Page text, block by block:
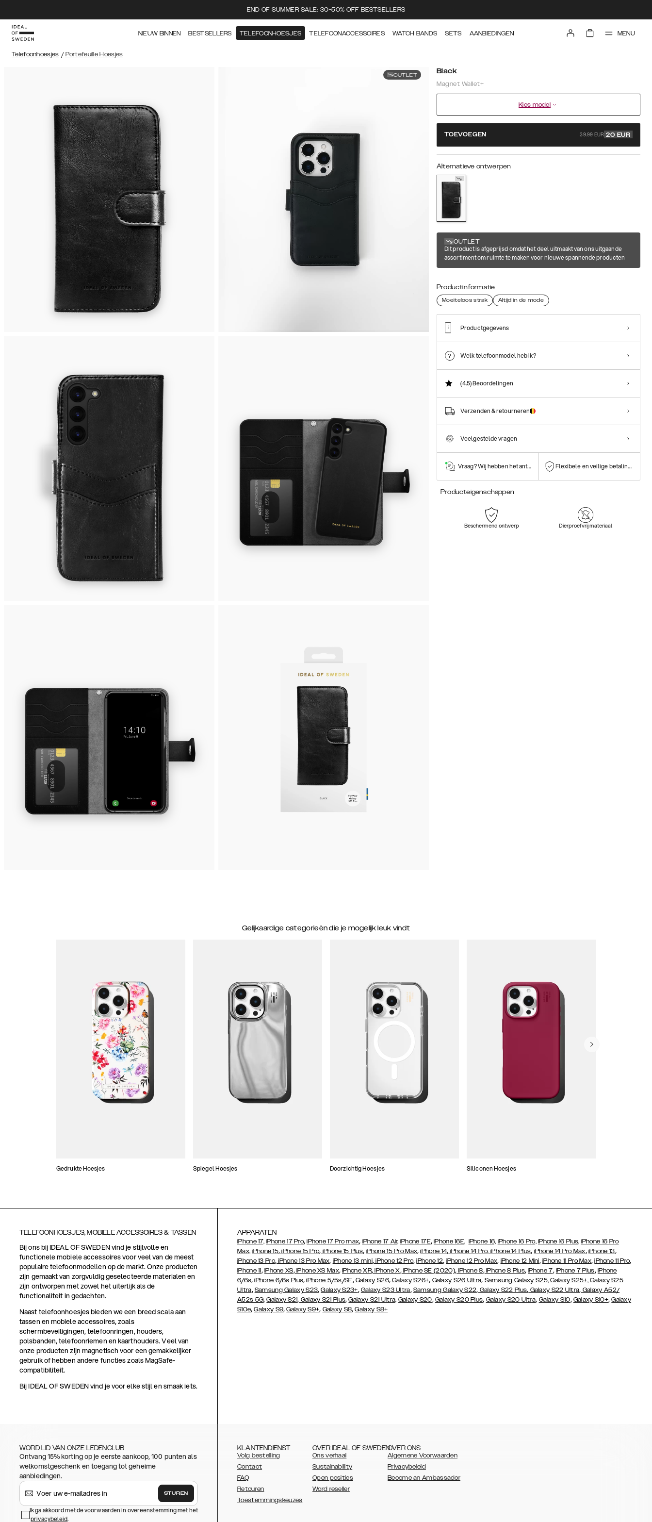
END OF SUMMER SALE: 30-50% OFF BESTSELLERS
NIEUW BINNEN BESTSELLERS TELEFOONHOESJES TELEFOONACCESSOIRES WATCH BANDS SETS AANBIEDINGEN MENU
Telefoonhoesjes / Portefeuille Hoesjes
OUTLET Black
Magnet Wallet+
Kies model
TOEVOEGEN 39.99 EUR 20 EUR
Alternatieve ontwerpen
OUTLET
Dit product is afgeprijsd omdat het deel uitmaakt van ons uitgaande
assortiment om ruimte te maken voor nieuwe spannende producten
Productinformatie
Moeiteloos strak Altijd in de mode
Productgegevens
Welk telefoonmodel heb ik?
(4.5)Beoordelingen
Verzenden & retourneren
Veelgestelde vragen
Vraag? Wij hebben het antwoord! Flexibele en veilige betalingen
Producteigenschappen
Beschermend ontwerp Dierproefvrij materiaal
Gelijkaardige categorieën die je mogelijk leuk vindt
Gedrukte Hoesjes Spiegel Hoesjes Doorzichtig Hoesjes Siliconen Hoesjes
TELEFOONHOESJES, MOBIELE ACCESSOIRES & TASSEN
Bij ons bij IDEAL OF SWEDEN vind je stijlvolle en
functionele mobiele accessoires voor veel van de meest
populaire telefoonmodellen op de markt. Onze producten
zijn gemaakt van zorgvuldig geselecteerde materialen en
zijn ontworpen met zowel het uiterlijk als de
functionaliteit in gedachten.
Naast telefoonhoesjes bieden we een breed scala aan
tassen en mobiele accessoires, zoals
schermbeveiligingen, telefoonringen, houders,
polsbanden, telefoonriemen en kaarthouders. Veel van
onze producten zijn magnetisch voor een gemakkelijker
gebruik of hebben andere functies zoals MagSafe-
compatibiliteit.
Bij IDEAL OF SWEDEN vind je voor elke stijl en smaak iets.
APPARATEN
iPhone 17, iPhone 17 Pro,iPhone 17 Pro max, iPhone 17 Air, iPhone 17E,iPhone 16E, iPhone 16, iPhone 16 Pro, iPhone 16 Plus, iPhone 16 Pro
Max, iPhone 15, iPhone 15 Pro, iPhone 15 Plus,iPhone 15 Pro Max,iPhone 14, iPhone 14 Pro, iPhone 14 Plus, iPhone 14 Pro Max, iPhone 13,
iPhone 13 Pro, iPhone 13 Pro Max, iPhone 13 mini,iPhone 12 Pro,iPhone 12,iPhone 12 Pro Max, iPhone 12 Mini, iPhone 11 Pro Max,iPhone 11 Pro,
iPhone 11, iPhone XS,iPhone XS Max,iPhone XR,iPhone X,iPhone SE (2020),iPhone 8,iPhone 8 Plus,iPhone 7, iPhone 7 Plus, iPhone
6/6s,iPhone 6/6s Plus,iPhone 5/5s/SE, Galaxy S26,Galaxy S26+, Galaxy S26 Ultra, Samsung Galaxy S25, Galaxy S25+, Galaxy S25
Ultra, Samsung Galaxy S23,Galaxy S23+, Galaxy S23 Ultra, Samsung Galaxy S22, Galaxy S22 Plus, Galaxy S22 Ultra, Galaxy A52/
A52s 5G,Galaxy S21, Galaxy S21 Plus,Galaxy S21 Ultra, Galaxy S20, Galaxy S20 Plus, Galaxy S20 Ultra, Galaxy S10, Galaxy S10+,Galaxy
S10e,Galaxy S9,Galaxy S9+, Galaxy S8,Galaxy S8+
WORD LID VAN ONZE LEDENCLUB
Ontvang 15% korting op je eerste aankoop, 100 punten als
welkomstgeschenk en toegang tot geheime
aanbiedingen.
STUREN
Ik ga akkoord met de voorwaarden in overeenstemming met het
privacybeleid.
KLANTENDIENST
Volg bestelling
Contact
FAQ
Retouren
Toestemmingskeuzes
OVER IDEAL OF SWEDEN
Ons verhaal
Sustainability
Open posities
Word reseller
OVER ONS
Algemene Voorwaarden
Privacybeleid
Become an Ambassador
AUSTRALIA